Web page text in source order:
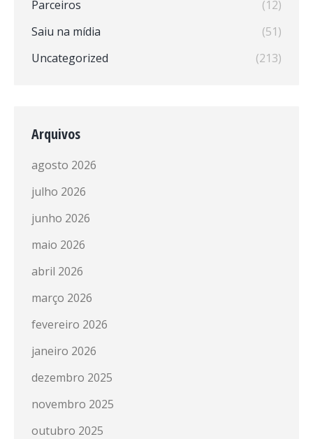
Parceiros
(12)
Saiu na mídia
(51)
Uncategorized
(213)
Arquivos
agosto 2026
julho 2026
junho 2026
maio 2026
abril 2026
março 2026
fevereiro 2026
janeiro 2026
dezembro 2025
novembro 2025
outubro 2025